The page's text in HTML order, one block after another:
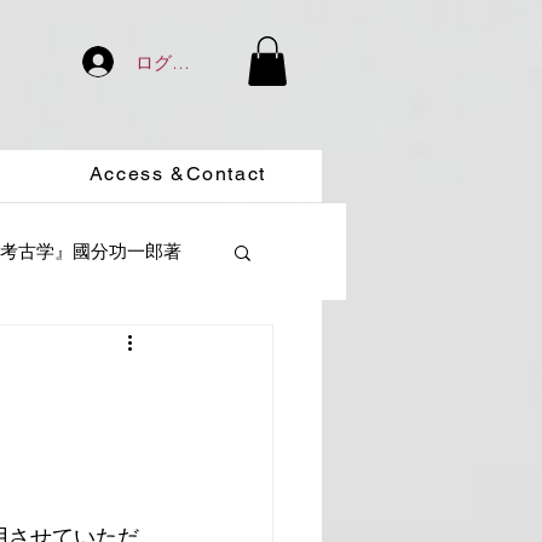
ログイン
Access &Contact
古学』國分功一郎著